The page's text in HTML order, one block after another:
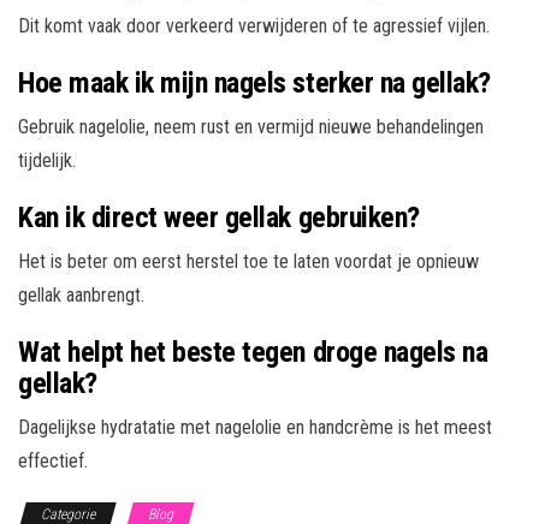
Dit komt vaak door verkeerd verwijderen of te agressief vijlen.
Hoe maak ik mijn nagels sterker na gellak?
Gebruik nagelolie, neem rust en vermijd nieuwe behandelingen
tijdelijk.
Kan ik direct weer gellak gebruiken?
Het is beter om eerst herstel toe te laten voordat je opnieuw
gellak aanbrengt.
Wat helpt het beste tegen droge nagels na
gellak?
Dagelijkse hydratatie met nagelolie en handcrème is het meest
effectief.
Categorie Blog